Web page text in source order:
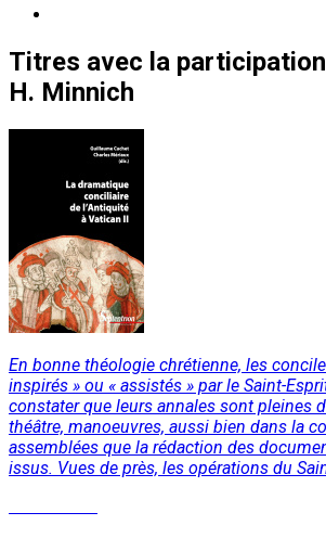
Titres avec la
H. Minnich
En bonne théologie chrétienne, les
inspirés » ou « assistés » par le Saint-
constater que leurs annales sont pleines
théâtre, manoeuvres, aussi bien dans la
assemblées que la rédaction des
issus. Vues de près, les opérations du